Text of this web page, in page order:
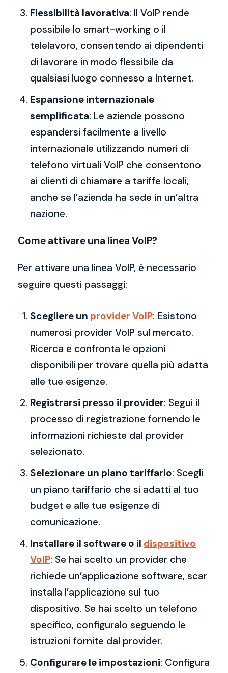
Flessibilità lavorativa: Il VoIP rende
possibile lo smart-working o il
telelavoro, consentendo ai dipendenti
di lavorare in modo flessibile da
qualsiasi luogo connesso a Internet.
Espansione internazionale
semplificata: Le aziende possono
espandersi facilmente a livello
internazionale utilizzando numeri di
telefono virtuali VoIP che consentono
ai clienti di chiamare a tariffe locali,
anche se l’azienda ha sede in un’altra
nazione.
Come attivare una linea VoIP?
Per attivare una linea VoIP, è necessario
seguire questi passaggi:
Scegliere un provider VoIP: Esistono
numerosi provider VoIP sul mercato.
Ricerca e confronta le opzioni
disponibili per trovare quella più adatta
alle tue esigenze.
Registrarsi presso il provider: Segui il
processo di registrazione fornendo le
informazioni richieste dal provider
selezionato.
Selezionare un piano tariffario: Scegli
un piano tariffario che si adatti al tuo
budget e alle tue esigenze di
comunicazione.
Installare il software o il dispositivo
VoIP: Se hai scelto un provider che
richiede un’applicazione software, scar
installa l’applicazione sul tuo
dispositivo. Se hai scelto un telefono
specifico, configuralo seguendo le
istruzioni fornite dal provider.
Configurare le impostazioni: Configura